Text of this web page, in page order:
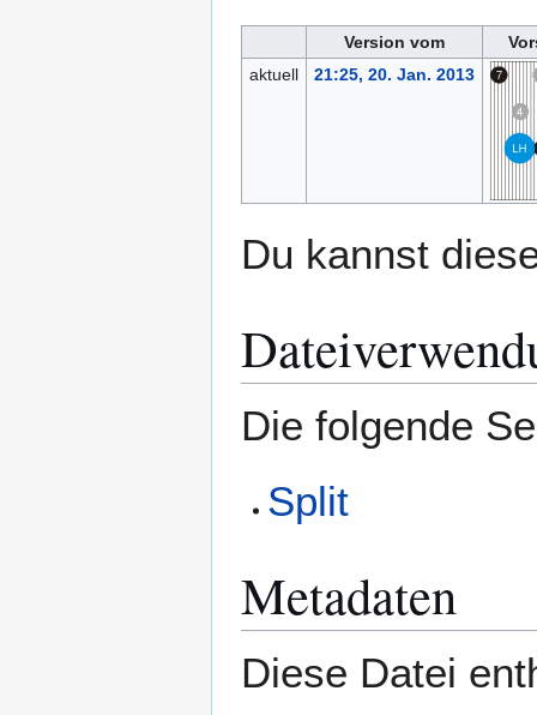
Version vom
aktuell
21:25, 20. Jan. 2013
Du kannst
Die folgende
Split
Metadaten
Diese Datei